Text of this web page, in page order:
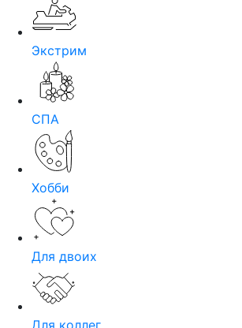
Экстрим
СПА
Хобби
Для двоих
Для коллег